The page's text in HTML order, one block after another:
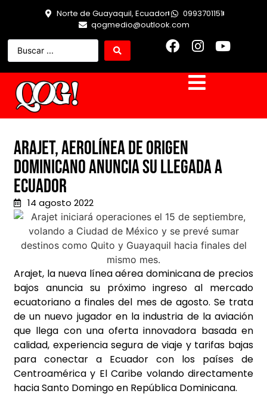
Norte de Guayaquil, Ecuador
0993701151
qogmedio@outlook.com
Arajet, aerolínea de origen
dominicano anuncia su llegada a
Ecuador
14 agosto 2022
Arajet, la nueva línea aérea dominicana de precios
bajos anuncia su próximo ingreso al mercado
ecuatoriano a finales del mes de agosto. Se trata
de un nuevo jugador en la industria de la aviación
que llega con una oferta innovadora basada en
calidad, experiencia segura de viaje y tarifas bajas
para conectar a Ecuador con los países de
Centroamérica y El Caribe volando directamente
hacia Santo Domingo en República Dominicana.